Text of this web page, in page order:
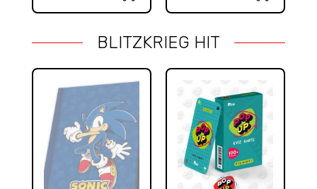
BLITZKRIEG HIT